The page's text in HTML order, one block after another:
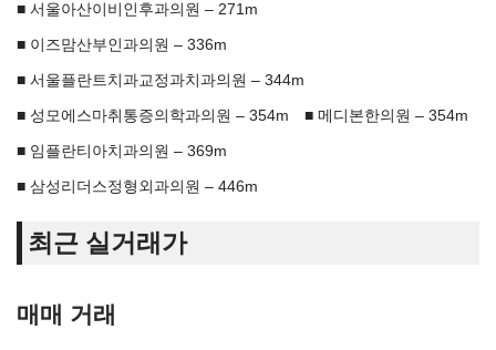
서울아산이비인후과의원 – 271m
이즈맘산부인과의원 – 336m
서울플란트치과교정과치과의원 – 344m
성모에스마취통증의학과의원 – 354m 메디본한의원 – 354m
임플란티아치과의원 – 369m
삼성리더스정형외과의원 – 446m
최근 실거래가
매매 거래